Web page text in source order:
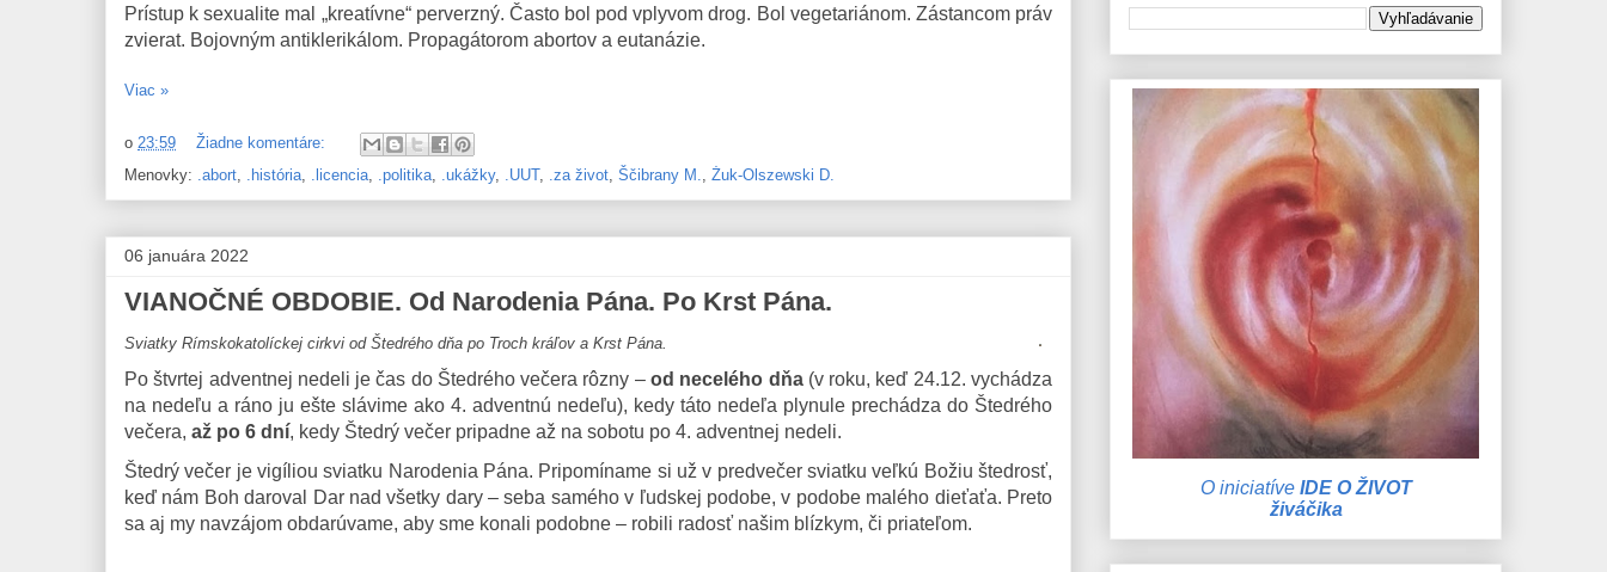
Prístup k sexualite mal „kreatívne“ perverzný. Často bol pod vplyvom drog. Bol vegetariánom. Zástancom práv
zvierat. Bojovným antiklerikálom. Propagátorom abortov a eutanázie.
Viac »
o 23:59
Žiadne komentáre:
Menovky: .abort .história .licencia .politika .ukážky, .UUT, .za život Ščibrany M. Żuk-Olszewski D.
06 januára 2022
VIANOČNÉ OBDOBIE. Od Narodenia Pána. Po Krst Pána.
Sviatky Rímskokatolíckej cirkvi od Štedrého dňa po Troch kráľov a Krst Pána.
Po štvrtej adventnej nedeli je čas do Štedrého večera rôzny –od necelého dňa(v roku, keď 24.12. vychádza
na nedeľu a ráno ju ešte slávime ako 4. adventnú nedeľu), kedy táto nedeľa plynule prechádza do Štedrého
večera, až po 6 dní, kedy Štedrý večer pripadne až na sobotu po 4. adventnej nedeli.
Štedrý večer je vigíliou sviatku Narodenia Pána. Pripomíname si už v predvečer sviatku veľkú Božiu štedrosť,
keď nám Boh daroval Dar nad všetky dary – seba samého v ľudskej podobe, v podobe malého dieťaťa. Preto
sa aj my navzájom obdarúvame, aby sme konali podobne – robili radosť našim blízkym, či priateľom.
O iniciatíve IDE O ŽIVOT
živáčika